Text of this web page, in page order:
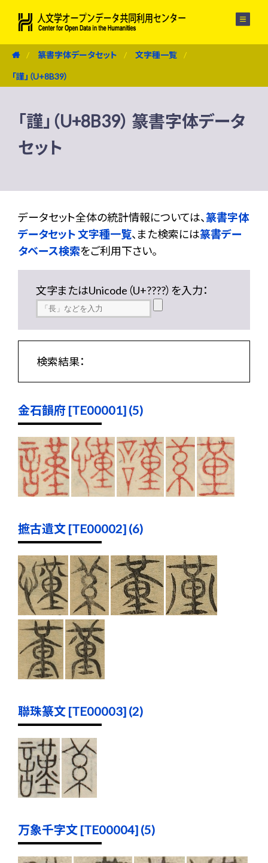
篆書字体データセット 文字種一覧
「謹」（U+8B39）
「謹」（U+8B39） 篆書字体データ
セット
データセット全体の統計情報については、篆書字体
データセット 文字種一覧、また検索には篆書デー
タベース検索をご利用下さい。
文字またはUnicode（U+????）を入力：
検索結果：
金石韻府 [TE00001] (5)
摭古遺文 [TE00002] (6)
聯珠篆文 [TE00003] (2)
万象千字文 [TE00004] (5)